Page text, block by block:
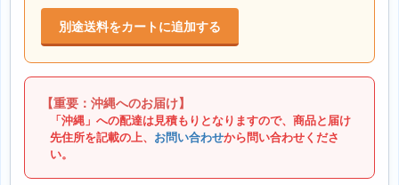
別途送料をカートに追加する
【重要：沖縄へのお届け】
「沖縄」への配達は見積もりとなりますので、商品と届け
先住所を記載の上、 お問い合わせから問い合わせくださ
い。